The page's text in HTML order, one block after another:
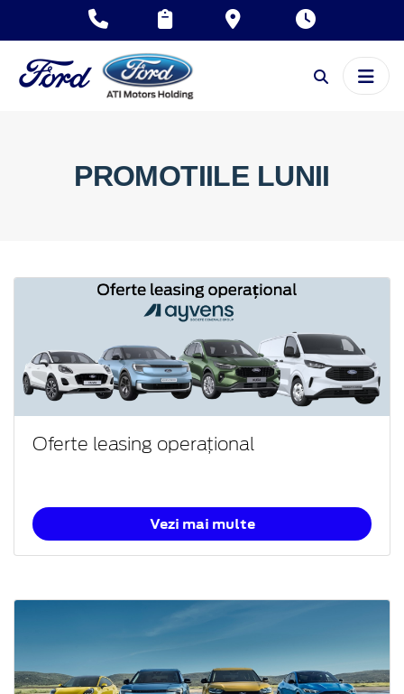
PROMOTIILE LUNII
Oferte leasing operațional
Vezi mai multe